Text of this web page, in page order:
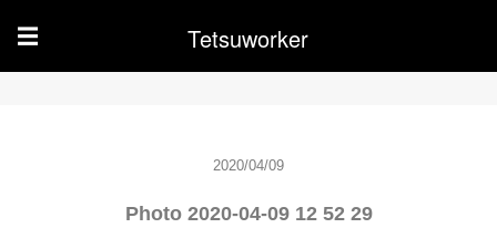
☰ Tetsuworker
2020/04/09
Photo 2020-04-09 12 52 29